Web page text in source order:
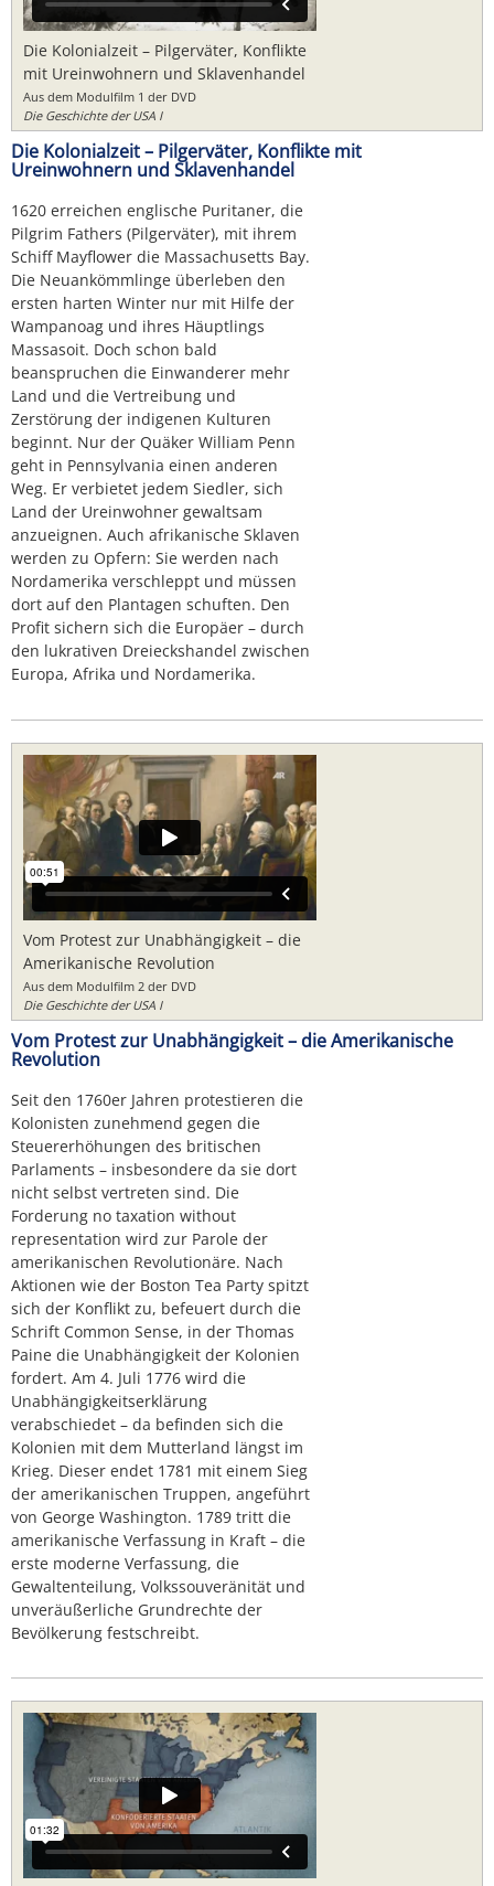
Die Kolonialzeit – Pilgerväter, Konflikte
mit Ureinwohnern und Sklavenhandel
Aus dem Modulfilm 1 der DVD
Die Geschichte der USA I
Die Kolonialzeit – Pilgerväter, Konflikte mit
Ureinwohnern und Sklavenhandel
1620 erreichen englische Puritaner, die
Pilgrim Fathers (Pilgerväter), mit ihrem
Schiff Mayflower die Massachusetts Bay.
Die Neuankömmlinge überleben den
ersten harten Winter nur mit Hilfe der
Wampanoag und ihres Häuptlings
Massasoit. Doch schon bald
beanspruchen die Einwanderer mehr
Land und die Vertreibung und
Zerstörung der indigenen Kulturen
beginnt. Nur der Quäker William Penn
geht in Pennsylvania einen anderen
Weg. Er verbietet jedem Siedler, sich
Land der Ureinwohner gewaltsam
anzueignen. Auch afrikanische Sklaven
werden zu Opfern: Sie werden nach
Nordamerika verschleppt und müssen
dort auf den Plantagen schuften. Den
Profit sichern sich die Europäer – durch
den lukrativen Dreieckshandel zwischen
Europa, Afrika und Nordamerika.
Vom Protest zur Unabhängigkeit – die
Amerikanische Revolution
Aus dem Modulfilm 2 der DVD
Die Geschichte der USA I
Vom Protest zur Unabhängigkeit – die Amerikanische
Revolution
Seit den 1760er Jahren protestieren die
Kolonisten zunehmend gegen die
Steuererhöhungen des britischen
Parlaments – insbesondere da sie dort
nicht selbst vertreten sind. Die
Forderung no taxation without
representation wird zur Parole der
amerikanischen Revolutionäre. Nach
Aktionen wie der Boston Tea Party spitzt
sich der Konflikt zu, befeuert durch die
Schrift Common Sense, in der Thomas
Paine die Unabhängigkeit der Kolonien
fordert. Am 4. Juli 1776 wird die
Unabhängigkeitserklärung
verabschiedet – da befinden sich die
Kolonien mit dem Mutterland längst im
Krieg. Dieser endet 1781 mit einem Sieg
der amerikanischen Truppen, angeführt
von George Washington. 1789 tritt die
amerikanische Verfassung in Kraft – die
erste moderne Verfassung, die
Gewaltenteilung, Volkssouveränität und
unveräußerliche Grundrechte der
Bevölkerung festschreibt.